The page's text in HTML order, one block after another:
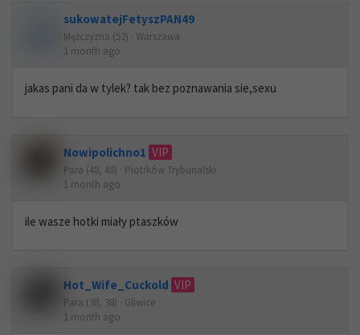
sukowatejFetyszPAN49
Mężczyzna (52) · Warszawa
1 month ago
jakas pani da w tylek? tak bez poznawania sie,sexu
Nowipolichno1 VIP
Para (48, 48) · Piotrków Trybunalski
1 month ago
ile wasze hotki miały ptaszków
Hot_Wife_Cuckold VIP
Para (38, 38) · Gliwice
1 month ago